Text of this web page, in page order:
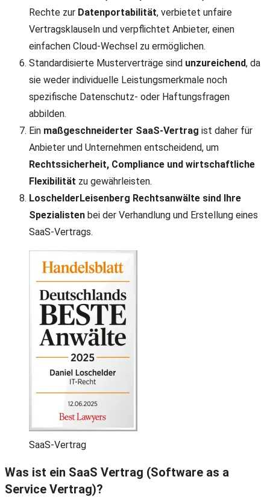
Rechte zur Datenportabilität, verbietet unfaire
Vertragsklauseln und verpflichtet Anbieter, einen
einfachen Cloud-Wechsel zu ermöglichen.
Standardisierte Musterverträge sind unzureichend, da
sie weder individuelle Leistungsmerkmale noch
spezifische Datenschutz- oder Haftungsfragen
abbilden.
Ein maßgeschneiderter SaaS-Vertrag ist daher für
Anbieter und Unternehmen entscheidend, um
Rechtssicherheit, Compliance und wirtschaftliche
Flexibilität zu gewährleisten.
LoschelderLeisenberg Rechtsanwälte sind Ihre
Spezialisten bei der Verhandlung und Erstellung eines
SaaS-Vertrags.
SaaS-Vertrag
Was ist ein SaaS Vertrag (Software as a
Service Vertrag)?